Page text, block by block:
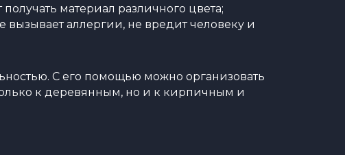
материал различного цвета;
вызывает аллергии, не вредит человеку и
С его помощью можно организовать
к деревянным, но и к кирпичным и